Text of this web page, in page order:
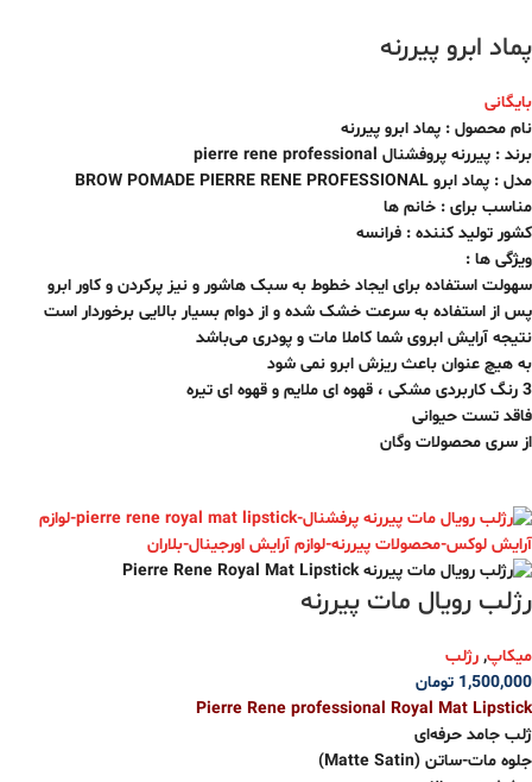
پماد ابرو پیررنه
بایگانی
نام محصول : پماد ابرو پیررنه
برند : پیررنه پروفشنال pierre rene professional
مدل : پماد ابرو BROW POMADE PIERRE RENE PROFESSIONAL
مناسب برای : خانم ها
کشور تولید کننده : فرانسه
ویژگی ها :
سهولت استفاده برای ایجاد خطوط به سبک هاشور و نیز پرکردن و کاور ابرو
پس از استفاده به سرعت خشک شده و از دوام بسیار بالایی برخوردار است
نتیجه آرایش ابروی شما کاملا مات و پودری می‌باشد
به هیچ عنوان باعث ریزش ابرو نمی شود
3 رنگ کاربردی مشکی ، قهوه ای ملایم و قهوه ای تیره
فاقد تست حیوانی
از سری محصولات وگان
رژلب رویال مات پیررنه
میکاپ, رژلب
1,500,000 تومان
Pierre Rene professional Royal Mat Lipstick
ژلب جامد حرفه‌ای
جلوه مات-ساتن (Matte Satin)